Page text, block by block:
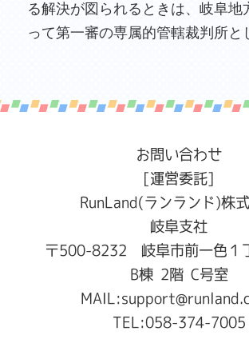
る解決が図られるときは、岐阜地
って第一審の専属的管轄裁判所と
お問い合わせ
[運営委託]
RunLand(ランランド)株
岐阜支社
〒500-8232 岐阜市前一色１
B棟 2階 C号室
MAIL:
TEL:058-374-7005